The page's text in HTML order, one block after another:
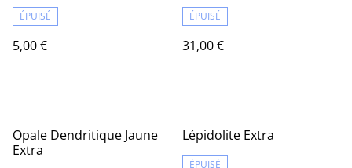
ÉPUISÉ
5,00 €
ÉPUISÉ
31,00 €
Opale Dendritique Jaune
Extra
Lépidolite Extra
ÉPUISÉ